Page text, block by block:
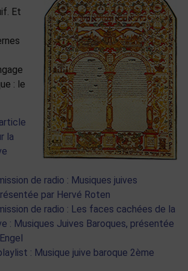
Et
: le
la
de radio : Musiques juives
par Hervé Roten
de radio : Les faces cachées de la
: Musiques Juives Baroques, présentée
: Musique juive baroque 2ème